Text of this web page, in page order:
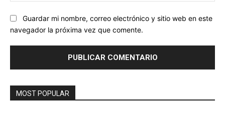
Guardar mi nombre, correo electrónico y sitio web en este
navegador la próxima vez que comente.
MOST POPULAR